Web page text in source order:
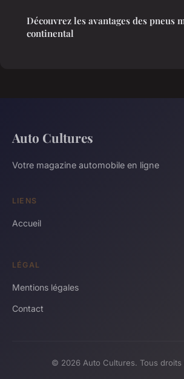
Découvrez les avantages des pneus
continental
Auto Cultures
Votre magazine automobile en ligne
LIENS
Accueil
LÉGAL
Mentions légales
Contact
© 2026 Auto Cultures. Tous droits